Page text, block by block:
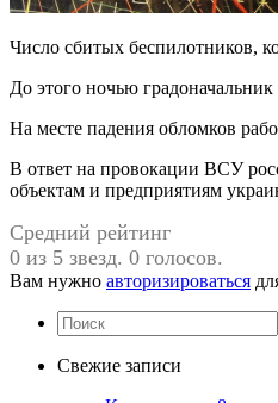
Число сбитых беспилотников,
До этого ночью
На месте падения обломков
В ответ на провокации ВСУ
объектам и предприятиям
Средний рейтинг
0 из 5 звезд. 0 голосов.
Вам нужно авторизироваться
Свежие записи